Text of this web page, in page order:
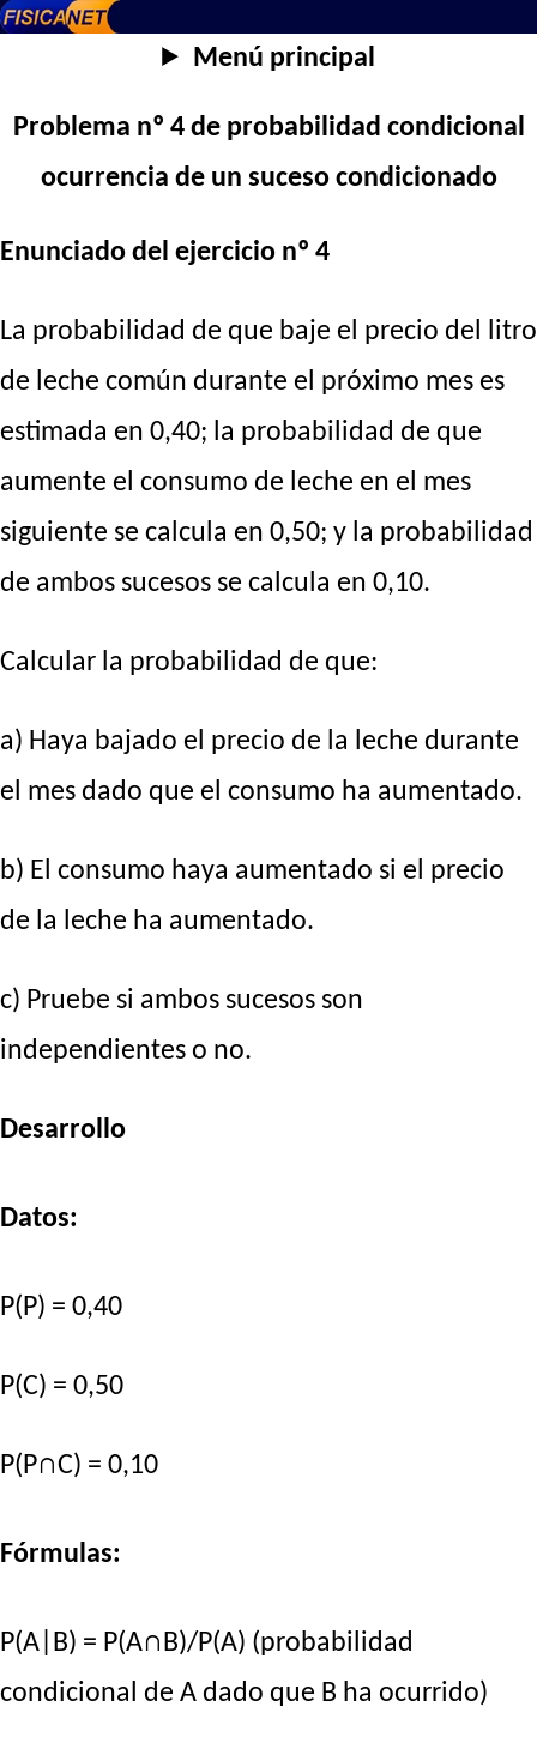
Menú principal
Problema nº 4 de probabilidad condicional
ocurrencia de un suceso condicionado
Enunciado del ejercicio nº 4
La probabilidad de que baje el precio del litro
de leche común durante el próximo mes es
estimada en 0,40; la probabilidad de que
aumente el consumo de leche en el mes
siguiente se calcula en 0,50; y la probabilidad
de ambos sucesos se calcula en 0,10.
Calcular la probabilidad de que:
a) Haya bajado el precio de la leche durante
el mes dado que el consumo ha aumentado.
b) El consumo haya aumentado si el precio
de la leche ha aumentado.
c) Pruebe si ambos sucesos son
independientes o no.
Desarrollo
Datos:
P(P) = 0,40
P(C) = 0,50
P(P∩C) = 0,10
Fórmulas:
P(A|B) = P(A∩B)/P(A) (probabilidad
condicional de A dado que B ha ocurrido)